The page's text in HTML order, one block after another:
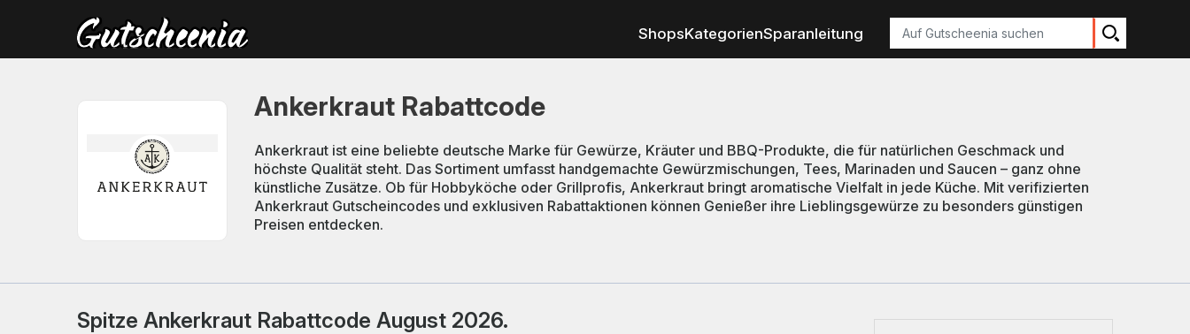
ShopsKategorienSparanleitung
Suchen
Ankerkraut Rabattcode
Ankerkraut ist eine beliebte deutsche Marke für Gewürze, Kräuter und BBQ-Produkte, die für natürlichen Geschmack und
höchste Qualität steht. Das Sortiment umfasst handgemachte Gewürzmischungen, Tees, Marinaden und Saucen – ganz ohne
künstliche Zusätze. Ob für Hobbyköche oder Grillprofis, Ankerkraut bringt aromatische Vielfalt in jede Küche. Mit verifizierten
Ankerkraut Gutscheincodes und exklusiven Rabattaktionen können Genießer ihre Lieblingsgewürze zu besonders günstigen
Preisen entdecken.
Spitze Ankerkraut Rabattcode August 2026.